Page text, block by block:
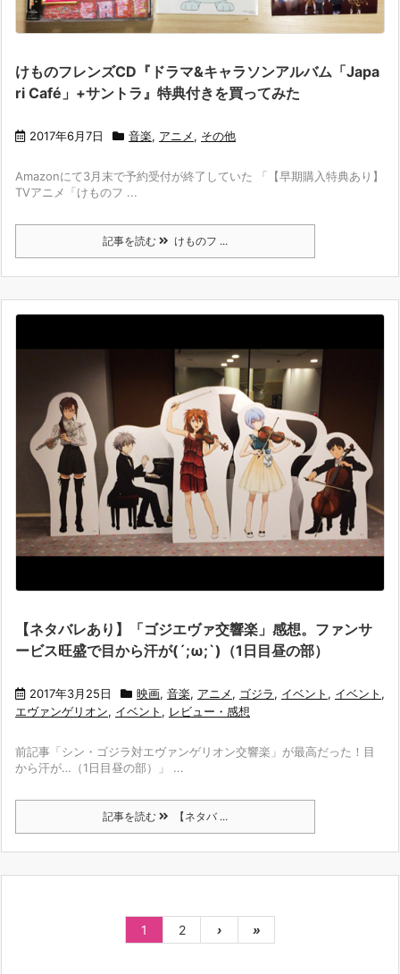
けものフレンズCD『ドラマ&キャラソンアルバム「Japa
ri Café」+サントラ』特典付きを買ってみた
2017年6月7日 音楽, アニメ, その他
Amazonにて3月末で予約受付が終了していた 「【早期購入特典あり】
TVアニメ「けものフ ...
記事を読む けものフ ...
【ネタバレあり】「ゴジエヴァ交響楽」感想。ファンサ
ービス旺盛で目から汗が(´;ω;`)（1日目昼の部）
2017年3月25日 映画, 音楽, アニメ, ゴジラ, イベント , イベント ,
エヴァンゲリオン, イベント , レビュー・感想
前記事「シン・ゴジラ対エヴァンゲリオン交響楽」が最高だった！目
から汗が…（1日目昼の部）」 ...
記事を読む 【ネタバ ...
1 2 › »